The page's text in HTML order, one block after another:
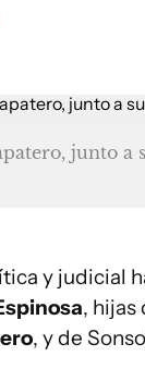
junto a
y judicial
,
, y de